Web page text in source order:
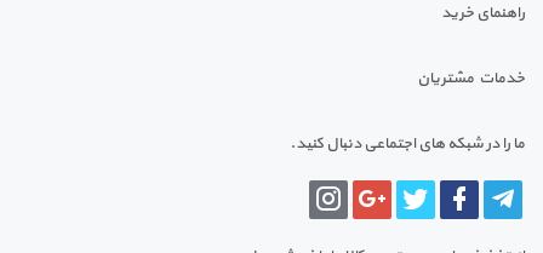
راهنمای خرید
خدمات مشتریان
ما را در شبکه های اجتماعی دنبال کنید.